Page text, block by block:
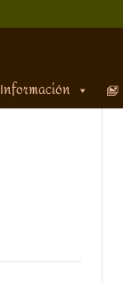
Información